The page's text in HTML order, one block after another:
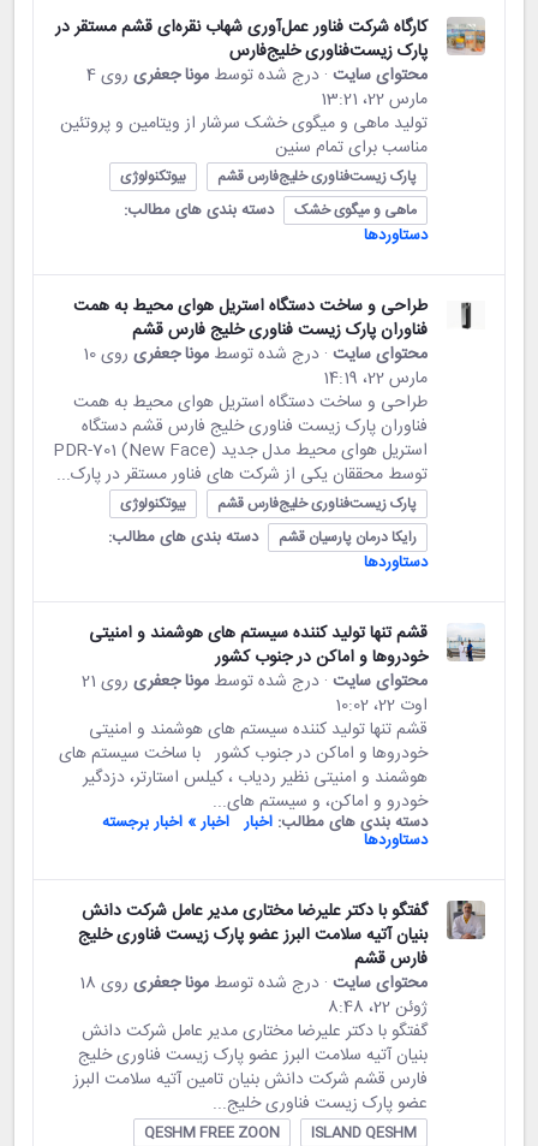
کارگاه شرکت فناور عمل‌آوری شهاب نقره‌ای قشم مستقر در
پارک زیست‌فناوری خلیج‌فارس
محتوای سایت · درج شده توسط مونا جعفری
روی 4
مارس 22،‏ 13:21
تولید ماهی و میگوی خشک سرشار از ویتامین و پروتئین
مناسب برای تمام سنین
پارک زیست‌فناوری خلیج‌فارس قشم
بیوتکنولوژی
ماهی و میگوی خشک
دسته بندی های مطالب:
دستاوردها
طراحی و ساخت دستگاه استریل هوای محیط به همت
فناوران پارک زیست فناوری خلیج فارس قشم
محتوای سایت · درج شده توسط مونا جعفری
روی 10
مارس 22،‏ 14:19
طراحی و ساخت دستگاه استریل هوای محیط به همت
فناوران پارک زیست فناوری خلیج فارس قشم دستگاه
استریل هوای محیط مدل جدید (New Face) PDR-701
توسط محققان یکی از شرکت های فناور مستقر در پارک...
پارک زیست‌فناوری خلیج‌فارس قشم
بیوتکنولوژی
رایکا درمان پارسیان قشم
دسته بندی های مطالب:
دستاوردها
قشم تنها تولید کننده سیستم های هوشمند و امنیتی
خودروها و اماکن در جنوب کشور
محتوای سایت · درج شده توسط مونا جعفری
روی 21
اوت 22،‏ 10:02
قشم تنها تولید کننده سیستم های هوشمند و امنیتی
خودروها و اماکن در جنوب کشور با ساخت سیستم های
هوشمند و امنیتی نظیر ردیاب ، کیلس استارتر، دزدگیر
خودرو و اماکن، و سیستم های...
دسته بندی های مطالب: اخبار اخبار » اخبار برجسته
دستاوردها
گفتگو با دکتر علیرضا مختاری مدیر عامل شرکت دانش
بنیان آتیه سلامت البرز عضو پارک زیست فناوری خلیج
فارس قشم
محتوای سایت · درج شده توسط مونا جعفری
روی 18
ژوئن 22،‏ 8:48
گفتگو با دکتر علیرضا مختاری مدیر عامل شرکت دانش
بنیان آتیه سلامت البرز عضو پارک زیست فناوری خلیج
فارس قشم شرکت دانش بنیان تامین آتیه سلامت البرز
عضو پارک زیست فناوری خلیج...
ISLAND QESHM
QESHM FREE ZOON